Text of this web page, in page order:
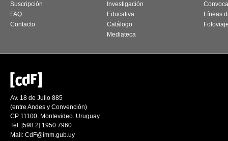
Suscripción
FAQ
Contacto
Investigación
Educativa
Catálogo
Mediateca
Líneas
Av. 18 de Julio 885
(entre Andes y Convención)
CP 11100. Montevideo. Uruguay
Tel: [598 2] 1950 7960
Mail: CdF@imm.gub.uy